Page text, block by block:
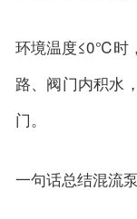
环境温度≤0℃时
路、阀门内积水
门。
一句话总结混流